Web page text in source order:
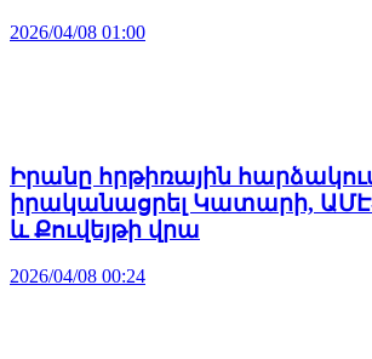
2026/04/08 01:00
Իրանը հրթիռային
իրականացրել Կատարի,
և Քուվեյթի վրա
2026/04/08 00:24